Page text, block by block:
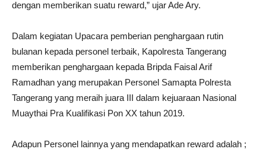
dengan memberikan suatu reward,” ujar Ade Ary.
Dalam kegiatan Upacara pemberian penghargaan rutin
bulanan kepada personel terbaik, Kapolresta Tangerang
memberikan penghargaan kepada Bripda Faisal Arif
Ramadhan yang merupakan Personel Samapta Polresta
Tangerang yang meraih juara III dalam kejuaraan Nasional
Muaythai Pra Kualifikasi Pon XX tahun 2019.
Adapun Personel lainnya yang mendapatkan reward adalah ;